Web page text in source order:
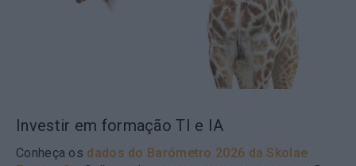
Investir em formação TI e IA
Conheça os dados do Barómetro 2026 da Skolae